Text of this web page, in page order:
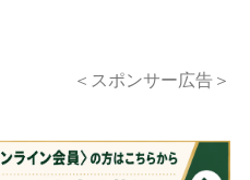
＜スポンサー広告＞